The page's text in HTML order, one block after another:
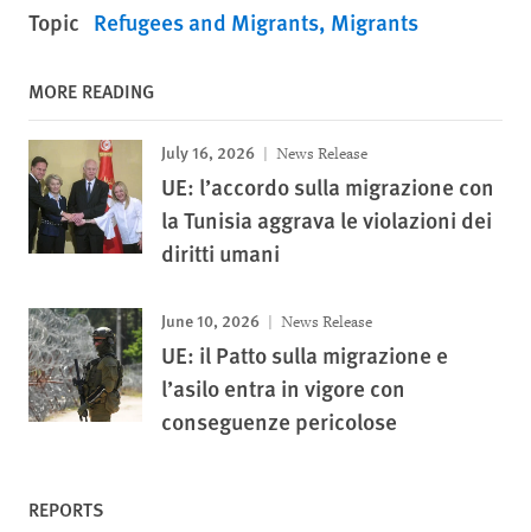
Topic Refugees and Migrants Migrants
MORE READING
July 16, 2026 News Release
UE: l’accordo sulla migrazione con
la Tunisia aggrava le violazioni dei
diritti umani
June 10, 2026 News Release
UE: il Patto sulla migrazione e
l’asilo entra in vigore con
conseguenze pericolose
REPORTS